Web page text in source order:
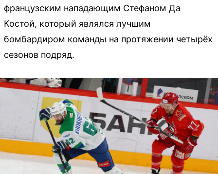
французским нападающим Стефаном Да
Костой, который являлся лучшим
бомбардиром команды на протяжении четырёх
сезонов подряд.